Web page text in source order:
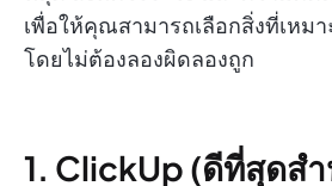
เพื่อให้คุณสามารถเลือกสิ่งที่เห
โดยไม่ต้องลองผิดลองถูก
1. ClickUp (ดีที่สุดส